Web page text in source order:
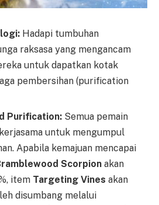
Hadapi tumbuhan
raksasa yang mengancam
untuk dapatkan kotak
pembersihan (purification
Purification: Semua pemain
untuk mengumpul
Apabila kemajuan mencapai
Scorpion akan
item Targeting Vines akan
disumbang melalui